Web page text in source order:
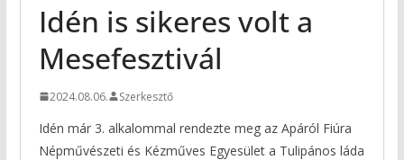
Idén is sikeres volt a
Mesefesztivál
2024.08.06. Szerkesztő
Idén már 3. alkalommal rendezte meg az Apáról Fiúra
Népművészeti és Kézműves Egyesület a Tulipános láda